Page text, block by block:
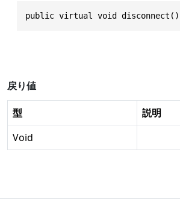
public virtual void disconnect()
戻り値
型
説明
Void